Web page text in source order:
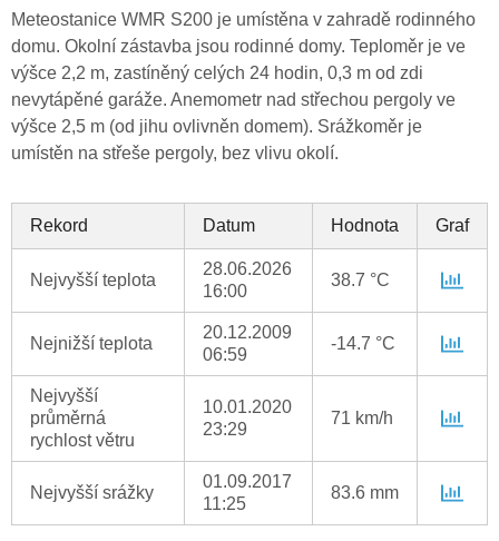
Meteostanice WMR S200 je umístěna v zahradě rodinného
domu. Okolní zástavba jsou rodinné domy. Teploměr je ve
výšce 2,2 m, zastíněný celých 24 hodin, 0,3 m od zdi
nevytápěné garáže. Anemometr nad střechou pergoly ve
výšce 2,5 m (od jihu ovlivněn domem). Srážkoměr je
umístěn na střeše pergoly, bez vlivu okolí.
Rekord Datum Hodnota Graf
Nejvyšší teplota
28.06.2026
16:00
38.7 °C
Nejnižší teplota
20.12.2009
06:59
-14.7 °C
Nejvyšší
průměrná
rychlost větru
10.01.2020
23:29
71 km/h
Nejvyšší srážky
01.09.2017
11:25
83.6 mm